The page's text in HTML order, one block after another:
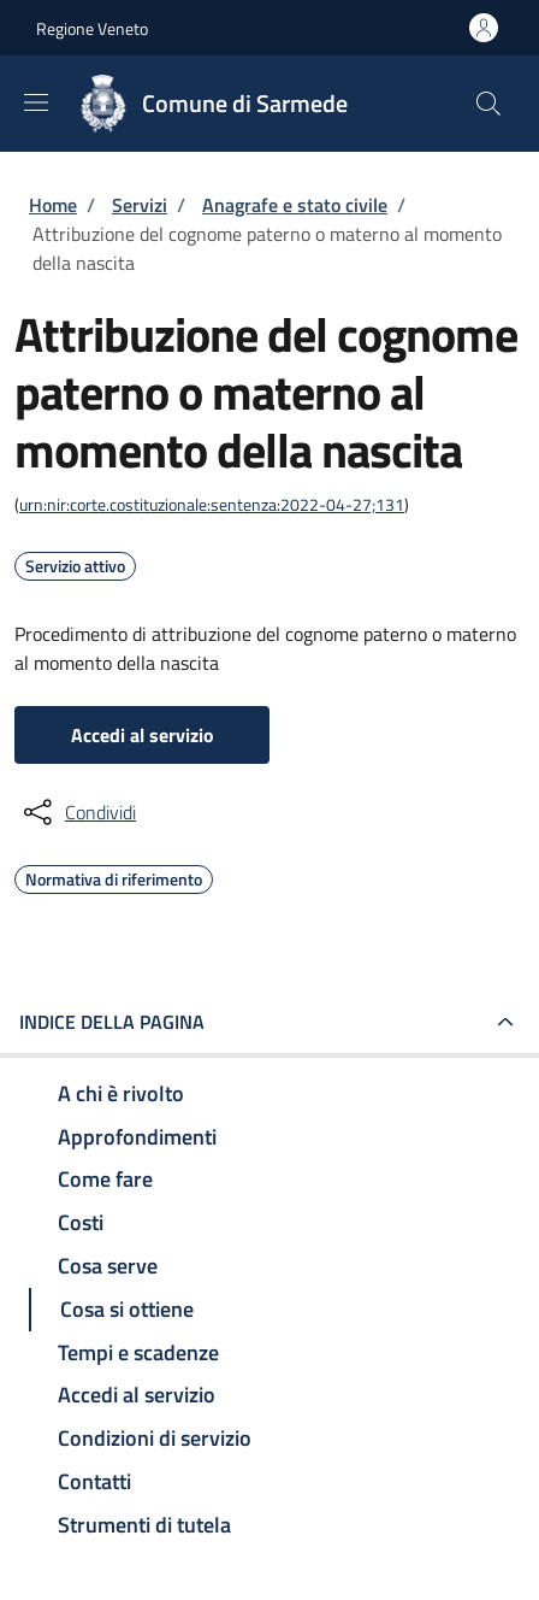
Regione Veneto
Comune di Sarmede
Briciole di pane
Home / Servizi / Anagrafe e stato civile /
Attribuzione del cognome paterno o materno al momento
della nascita
Attribuzione del cognome
paterno o materno al
momento della nascita
(urn:nir:corte.costituzionale:sentenza:2022-04-27;131)
Servizio attivo
Procedimento di attribuzione del cognome paterno o materno
al momento della nascita
Accedi al servizio
Condividi
Normativa di riferimento
INDICE DELLA PAGINA
A chi è rivolto
Approfondimenti
Come fare
Costi
Cosa serve
Cosa si ottiene
Tempi e scadenze
Accedi al servizio
Condizioni di servizio
Contatti
Strumenti di tutela